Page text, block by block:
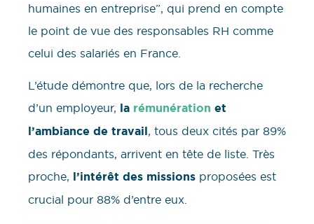
humaines en entreprise”, qui prend en compte
le point de vue des responsables RH comme
celui des salariés en France.
L’étude démontre que, lors de la recherche
d’un employeur, la rémunération et
l’ambiance de travail, tous deux cités par 89%
des répondants, arrivent en tête de liste. Très
proche, l’intérêt des missions proposées est
crucial pour 88% d’entre eux.